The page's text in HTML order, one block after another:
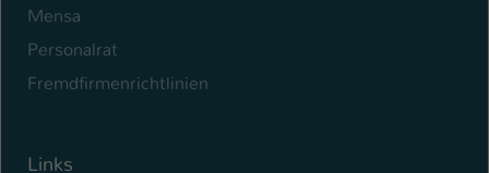
Mensa
Personalrat
Fremdfirmenrichtlinien
Links